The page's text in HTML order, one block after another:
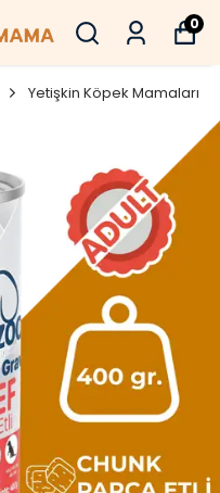
0
Yetişkin Köpek Mamaları